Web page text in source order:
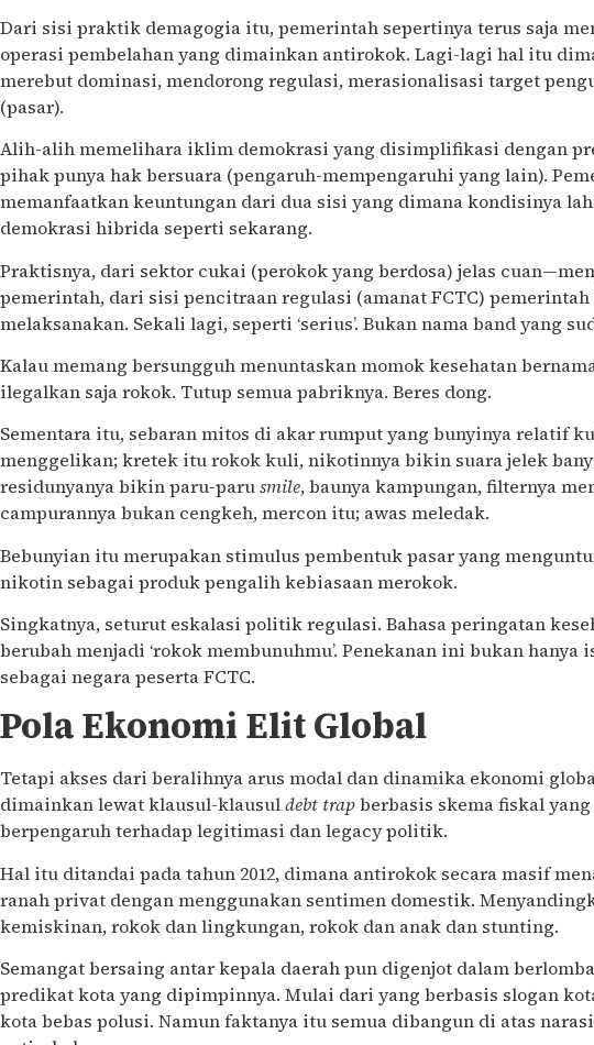
Dari sisi praktik demagogia itu, pemerintah sepertinya terus saja
operasi pembelahan yang dimainkan antirokok. Lagi-lagi hal itu
merebut dominasi, mendorong regulasi, merasionalisasi target
(pasar).
Alih-alih memelihara iklim demokrasi yang disimplifikasi dengan
pihak punya hak bersuara (pengaruh-mempengaruhi yang lain).
memanfaatkan keuntungan dari dua sisi yang dimana kondisinya
demokrasi hibrida seperti sekarang.
Praktisnya, dari sektor cukai (perokok yang berdosa) jelas
pemerintah, dari sisi pencitraan regulasi (amanat FCTC)
melaksanakan. Sekali lagi, seperti ‘serius’. Bukan nama band yang
Kalau memang bersungguh menuntaskan momok kesehatan
ilegalkan saja rokok. Tutup semua pabriknya. Beres dong.
Sementara itu, sebaran mitos di akar rumput yang bunyinya relatif
menggelikan; kretek itu rokok kuli, nikotinnya bikin suara jelek
residunyanya bikin paru-parusmile, baunya kampungan, filternya
campurannya bukan cengkeh, mercon itu; awas meledak.
Bebunyian itu merupakan stimulus pembentuk pasar yang
nikotin sebagai produk pengalih kebiasaan merokok.
Singkatnya, seturut eskalasi politik regulasi. Bahasa peringatan
berubah menjadi ‘rokok membunuhmu’. Penekanan ini bukan hanya
sebagai negara peserta FCTC.
Pola Ekonomi Elit Global
Tetapi akses dari beralihnya arus modal dan dinamika ekonomi
dimainkan lewat klausul-klausuldebt trapberbasis skema fiskal
berpengaruh terhadap legitimasi dan legacy politik.
Hal itu ditandai pada tahun 2012, dimana antirokok secara masif
ranah privat dengan menggunakan sentimen domestik.
kemiskinan, rokok dan lingkungan, rokok dan anak dan stunting.
Semangat bersaing antar kepala daerah pun digenjot dalam
predikat kota yang dipimpinnya. Mulai dari yang berbasis slogan
kota bebas polusi. Namun faktanya itu semua dibangun di atas